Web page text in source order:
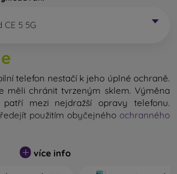
CE 5 5G
telefon nestačí k jeho úplné ochraně.
měli chránit tvrzeným sklem. Výměna
patří mezi nejdražší opravy telefonu.
použitím obyčejného ochranného
mobil sice neexistuje, ale při pádu
většině případů nepoškozený. Výběr
více info